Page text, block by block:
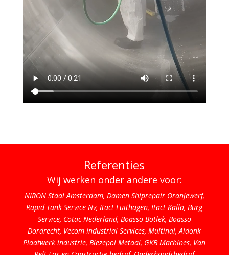
Referenties
Wij werken onder andere voor:
NIRON Staal Amsterdam, Damen Shiprepair Oranjewerf,
Rapid Tank Service Nv, Itact Luithagen, Itact Kallo, Burg
Service, Cotac Nederland, Boasso Botlek, Boasso
Dordrecht, Vecom Industrial Services, Multinal, Aldonk
Plaatwerk industrie, Biezepol Metaal, GKB Machines, Van